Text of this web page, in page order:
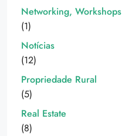
Networking, Workshops
(1)
Notícias
(12)
Propriedade Rural
(5)
Real Estate
(8)